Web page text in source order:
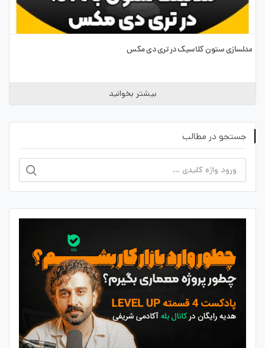
مدلسازی ستون کلاسیک در تری دی مکس
بیشتر بخوانید
جستجو در مطالب